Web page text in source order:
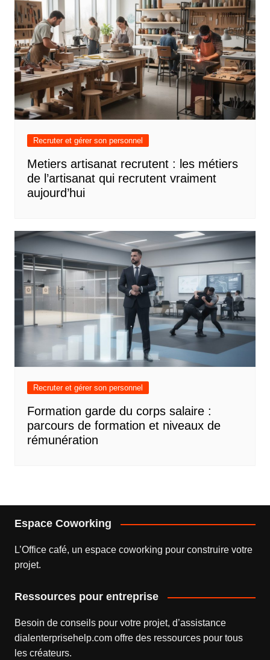
Recruter et gérer son personnel
Metiers artisanat recrutent : les métiers
de l’artisanat qui recrutent vraiment
aujourd’hui
Recruter et gérer son personnel
Formation garde du corps salaire :
parcours de formation et niveaux de
rémunération
Espace Coworking
L’Office café, un espace coworking pour construire votre
projet.
Ressources pour entreprise
Besoin de conseils pour votre projet, d’assistance
dialenterprisehelp.comoffre des ressources pour tous
les créateurs.